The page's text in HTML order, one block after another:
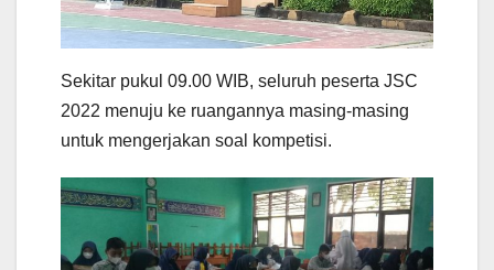
Sekitar pukul 09.00 WIB, seluruh peserta JSC
2022 menuju ke ruangannya masing-masing
untuk mengerjakan soal kompetisi.